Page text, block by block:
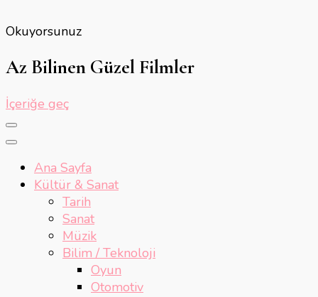
Okuyorsunuz
Az Bilinen Güzel Filmler
İçeriğe geç
Ana Sayfa
Kültür & Sanat
Tarih
Sanat
Müzik
Bilim / Teknoloji
Oyun
Otomotiv